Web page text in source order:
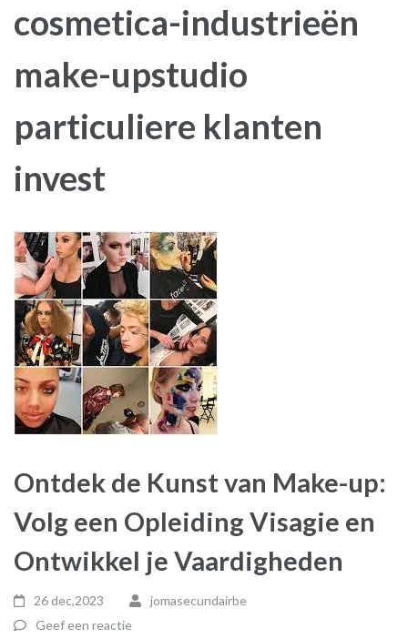
cosmetica-industrieën
make-upstudio
particuliere klanten
invest
Ontdek de Kunst van Make-up:
Volg een Opleiding Visagie en
Ontwikkel je Vaardigheden
26 dec,2023
jomasecundairbe
Geef een reactie